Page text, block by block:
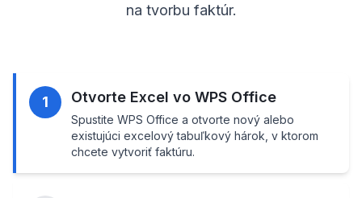
na tvorbu faktúr.
1 Otvorte Excel vo WPS Office
Spustite WPS Office a otvorte nový alebo
existujúci excelový tabuľkový hárok, v ktorom
chcete vytvoriť faktúru.